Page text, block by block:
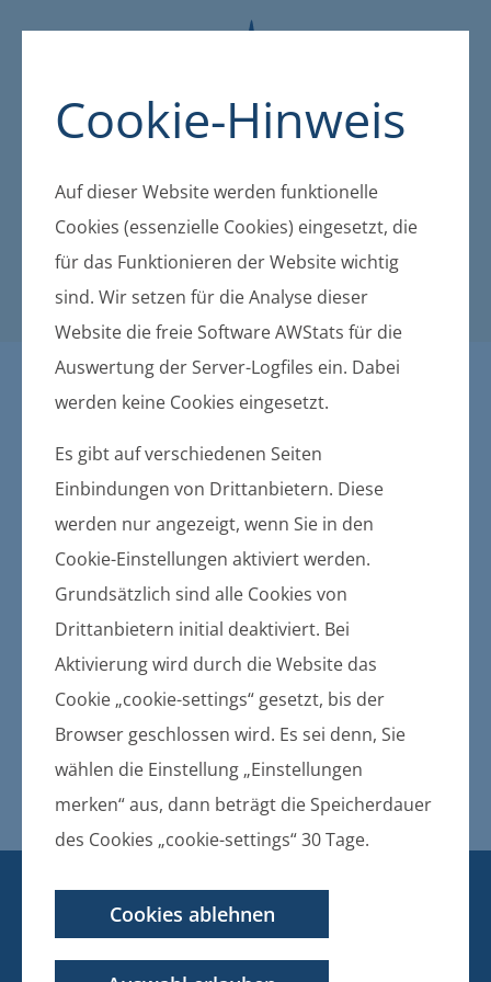
Cookie-Hinweis
Auf dieser Website werden funktionelle
Cookies (essenzielle Cookies) eingesetzt, die
für das Funktionieren der Website wichtig
sind. Wir setzen für die Analyse dieser
Website die freie Software AWStats für die
Auswertung der Server-Logfiles ein. Dabei
werden keine Cookies eingesetzt.
Es gibt auf verschiedenen Seiten
Einbindungen von Drittanbietern. Diese
werden nur angezeigt, wenn Sie in den
Cookie-Einstellungen aktiviert werden.
Grundsätzlich sind alle Cookies von
Drittanbietern initial deaktiviert. Bei
Aktivierung wird durch die Website das
Cookie „cookie-settings“ gesetzt, bis der
Browser geschlossen wird. Es sei denn, Sie
wählen die Einstellung „Einstellungen
merken“ aus, dann beträgt die Speicherdauer
des Cookies „cookie-settings“ 30 Tage.
Cookies ablehnen
Öffentliche Bekanntmachu
ngen der amtsangehörigen
Gemeinden und des Amtes
Bekanntmachung der
Haushaltssatzung der
Gemeinde Murchin für das
Haushaltsjahr 2016
12.05.2016
Bekanntmachung der
Haushaltssatzung der Gemeinde
Murchin für das Haushaltsjahr 2016
KONTAKT
BANKVERBINDUNG